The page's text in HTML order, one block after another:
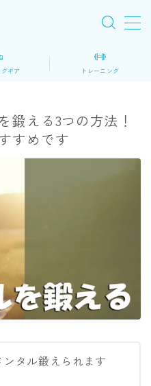
ギア トレーニング
鍛える3つの方法！
すめです
タル鍛えられます